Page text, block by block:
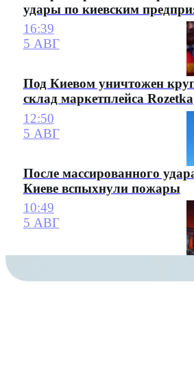
удары по киевским
16:39
5 АВГ
Под Киевом уничтожен
склад маркетплейса Rozetka
12:50
5 АВГ
После массированного
Киеве вспыхнули пожары
10:49
5 АВГ